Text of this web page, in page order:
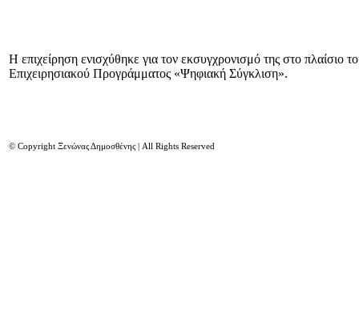
Η επιχείρηση ενισχύθηκε για τον εκσυγχρονισμό της στο πλαίσιο
Επιχειρησιακού Προγράμματος «Ψηφιακή Σύγκλιση».
© Copyright Ξενώνας Δημοσθένης | All Rights Reserved